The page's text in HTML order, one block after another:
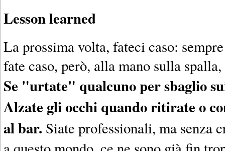
Lesson learned
La prossima volta, fateci caso:
fate caso, però, alla mano sulla
Se "urtate" qualcuno per sbaglio
Alzate gli occhi quando ritirate o
al bar. Siate professionali, ma senza